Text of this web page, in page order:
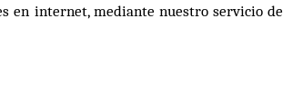
en internet, mediante nuestro servicio de